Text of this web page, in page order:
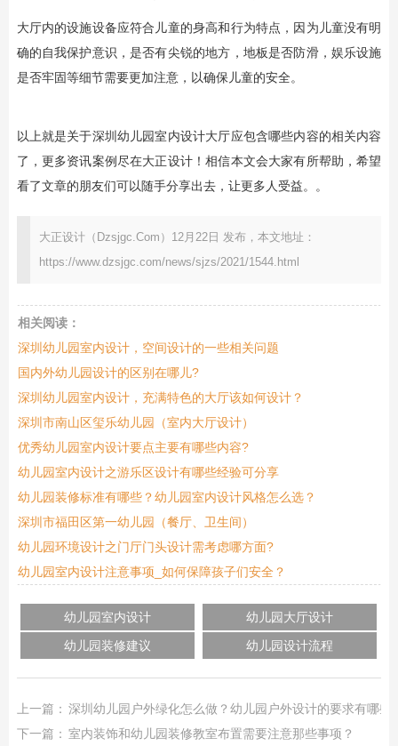
大厅内的设施设备应符合儿童的身高和行为特点，因为儿童没有明
确的自我保护意识，是否有尖锐的地方，地板是否防滑，娱乐设施
是否牢固等细节需要更加注意，以确保儿童的安全。
以上就是关于深圳幼儿园室内设计大厅应包含哪些内容的相关内容
了，更多资讯案例尽在大正设计！相信本文会大家有所帮助，希望
看了文章的朋友们可以随手分享出去，让更多人受益。。
大正设计（Dzsjgc.Com）12月22日 发布，本文地址：
https://www.dzsjgc.com/news/sjzs/2021/1544.html
相关阅读：
深圳幼儿园室内设计，空间设计的一些相关问题
国内外幼儿园设计的区别在哪儿?
深圳幼儿园室内设计，充满特色的大厅该如何设计？
深圳市南山区玺乐幼儿园（室内大厅设计）
优秀幼儿园室内设计要点主要有哪些内容?
幼儿园室内设计之游乐区设计有哪些经验可分享
幼儿园装修标准有哪些？幼儿园室内设计风格怎么选？
深圳市福田区第一幼儿园（餐厅、卫生间）
幼儿园环境设计之门厅门头设计需考虑哪方面?
幼儿园室内设计注意事项_如何保障孩子们安全？
幼儿园室内设计
幼儿园大厅设计
幼儿园装修建议
幼儿园设计流程
上一篇： 深圳幼儿园户外绿化怎么做？幼儿园户外设计的要求有哪些
下一篇： 室内装饰和幼儿园装修教室布置需要注意那些事项？